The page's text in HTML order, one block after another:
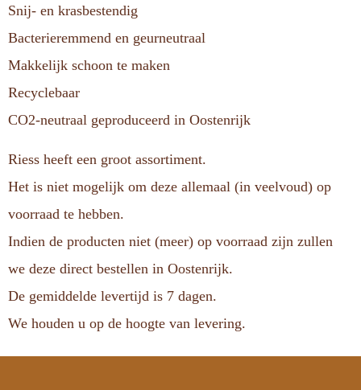
Snij- en krasbestendig
Bacterieremmend en geurneutraal
Makkelijk schoon te maken
Recyclebaar
CO2-neutraal geproduceerd in Oostenrijk
Riess heeft een groot assortiment.
Het is niet mogelijk om deze allemaal (in veelvoud) op
voorraad te hebben.
Indien de producten niet (meer) op voorraad zijn zullen
we deze direct bestellen in Oostenrijk.
De gemiddelde levertijd is 7 dagen.
We houden u op de hoogte van levering.